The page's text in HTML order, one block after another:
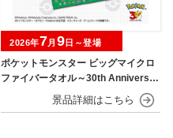
ポケットモンスター ビッグマイクロ
ファイバータオル～30th Anniversar
2026年7月 9日～登場